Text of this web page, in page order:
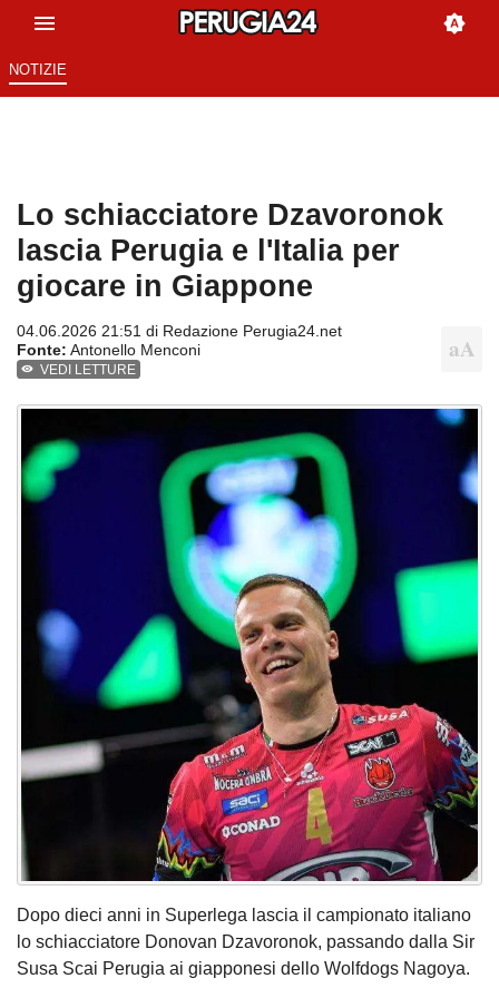
NOTIZIE
Lo schiacciatore Dzavoronok
lascia Perugia e l'Italia per
giocare in Giappone
04.06.2026 21:51 di Redazione Perugia24.net
Fonte: Antonello Menconi
VEDI LETTURE
Dopo dieci anni in Superlega lascia il campionato italiano
lo schiacciatore Donovan Dzavoronok, passando dalla Sir
Susa Scai Perugia ai giapponesi dello Wolfdogs Nagoya.